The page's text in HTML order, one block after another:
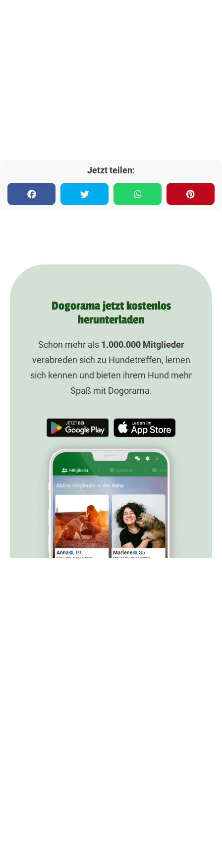
Jetzt teilen:
Dogorama jetzt kostenlos
herunterladen
Schon mehr als 1.000.000Mitglieder
verabreden sich zu Hundetreffen, lernen
sich kennen und bieten ihrem Hund mehr
Spaß mit Dogorama.